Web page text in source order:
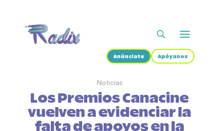
Anúnciate Apóyanos
Noticias
Los Premios Canacine
vuelven a evidenciar la
falta de apoyos en la